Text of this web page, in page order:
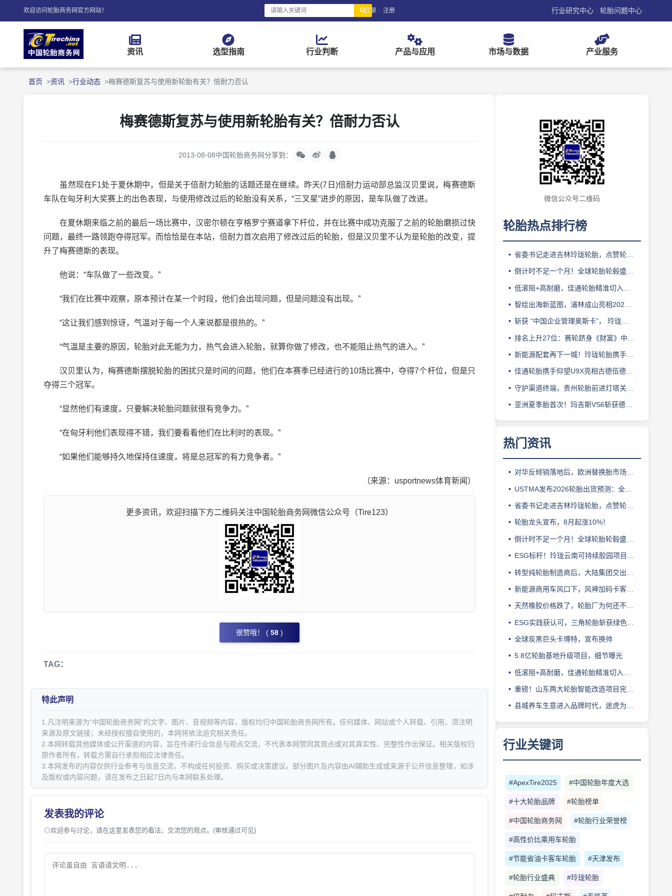
欢迎访问轮胎商务网官方网站！ 登录 | 注册 行业研究中心 | 轮胎问题中心 |
资讯 选型指南 行业判断 产品与应用 市场与数据 产业服务
首页 资讯 行业动态 梅赛德斯复苏与使用新轮胎有关？倍耐力否认
梅赛德斯复苏与使用新轮胎有关？倍耐力否认
2013-08-08中国轮胎商务网分享到：
虽然现在F1处于夏休期中，但是关于倍耐力轮胎的话题还是在继续。昨天(7日)倍耐力运动部总监汉贝里说，梅赛德斯
车队在匈牙利大奖赛上的出色表现，与使用修改过后的轮胎没有关系，“三叉星”进步的原因，是车队做了改进。
在夏休期来临之前的最后一场比赛中，汉密尔顿在亨格罗宁赛道拿下杆位，并在比赛中成功克服了之前的轮胎磨损过快
问题，最终一路领跑夺得冠军。而恰恰是在本站，倍耐力首次启用了修改过后的轮胎，但是汉贝里不认为是轮胎的改变，提
升了梅赛德斯的表现。
他说：“车队做了一些改变。”
“我们在比赛中观察，原本预计在某一个时段，他们会出现问题，但是问题没有出现。”
“这让我们感到惊讶，气温对于每一个人来说都是很热的。”
“气温是主要的原因，轮胎对此无能为力，热气会进入轮胎，就算你做了修改，也不能阻止热气的进入。”
汉贝里认为，梅赛德斯摆脱轮胎的困扰只是时间的问题，他们在本赛季已经进行的10场比赛中，夺得7个杆位，但是只
夺得三个冠军。
“显然他们有速度，只要解决轮胎问题就很有竞争力。”
“在匈牙利他们表现得不错，我们要看看他们在比利时的表现。”
“如果他们能够持久地保持住速度，将是总冠军的有力竞争者。”
（来源：usportnews体育新闻）
更多资讯，欢迎扫描下方二维码关注中国轮胎商务网微信公众号（Tire123）
很赞哦！ ( 58 )
TAG：
特此声明
1.凡注明来源为“中国轮胎商务网”的文字、图片、音视频等内容，版权均归中国轮胎商务网所有。任何媒体、网站或个人转载、引用，须注明
来源及原文链接；未经授权擅自使用的，本网将依法追究相关责任。
2.本网转载其他媒体或公开渠道的内容，旨在传递行业信息与观点交流，不代表本网赞同其观点或对其真实性、完整性作出保证。相关版权归
原作者所有，转载方需自行承担相应法律责任。
3.本网发布的内容仅供行业参考与信息交流，不构成任何投资、购买或决策建议。部分图片及内容由AI辅助生成或来源于公开信息整理，如涉
及版权或内容问题，请在发布之日起7日内与本网联系处理。
发表我的评论
◎欢迎参与讨论，请在这里发表您的看法、交流您的观点。(审核通过可见)
微信公众号二维码
轮胎热点排行榜
省委书记走进吉林玲珑轮胎，点赞轮胎智造标杆
倒计时不足一个月！全球轮胎轮毂盛会即将登陆上海！
低滚阻+高耐磨，佳通轮胎精准切入新能源轻卡赛道
智绘出海新蓝图，浦林成山亮相2026泰中合作博览会
斩获 “中国企业管理奥斯卡”， 玲珑轮胎蝉联 BMC 大奖
排名上升27位：赛轮跻身《财富》中国500强背后的增长逻辑
新能源配套再下一城！玲珑轮胎携手小鹏L03全球上市
佳通轮胎携手仰望U9X亮相古德伍德，以轮胎科技挑战性能边界
守护渠道终端，贵州轮胎前进灯塔关爱基金驰援长春受灾门店
亚洲夏季胎首次！玛吉斯VS6斩获德国TÜV SÜD高阶认证
热门资讯
对华反倾销落地后，欧洲替换胎市场迎来拐点
USTMA发布2026轮胎出货预测：全年3.303 亿条
省委书记走进吉林玲珑轮胎，点赞轮胎智造标杆
轮胎龙头宣布，8月起涨10%！
倒计时不足一个月！全球轮胎轮毂盛会即将登陆上海！
ESG标杆！玲珑云南可持续胶园项目获评最佳实践
转型纯轮胎制造商后，大陆集团交出亮眼业绩
新能源商用车风口下，风神加码卡客车胎产能
天然橡胶价格跌了，轮胎厂为何还不敢“松口气”？
ESG实践获认可，三角轮胎斩获绿色发展典范企业奖
全球炭黑巨头卡博特，宣布换帅
5.8亿轮胎基地升级项目，细节曝光
低滚阻+高耐磨，佳通轮胎精准切入新能源轻卡赛道
重磅！山东两大轮胎智能改造项目完成备案
县城养车生意进入品牌时代，途虎为何此时加码“万镇万店”？
行业关键词
#ApexTire2025 #中国轮胎年度大选
#十大轮胎品牌 #轮胎榜单
#中国轮胎商务网 #轮胎行业荣誉榜
#高性价比乘用车轮胎
#节能省油卡客车轮胎 #天津发布
#轮胎行业盛典 #玲珑轮胎